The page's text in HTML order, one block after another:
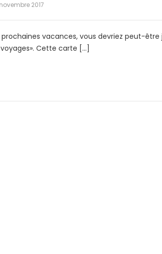
2017
vacances, vous devriez peut-
Cette carte […]